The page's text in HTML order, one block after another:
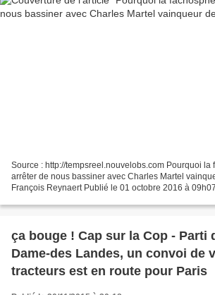
Source : http://tempsreel.nouvelobs.com Pourquoi la
arrêter de nous bassiner avec Charles Martel
François Reynaert Publié le 01 octobre 2016 à
ça bouge ! Cap sur la Cop - Parti
Dame-des Landes, un convoi de
tracteurs est en route pour Paris